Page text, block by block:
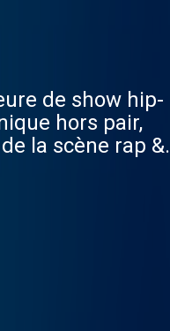
de show hip-
hors pair,
la scène rap &